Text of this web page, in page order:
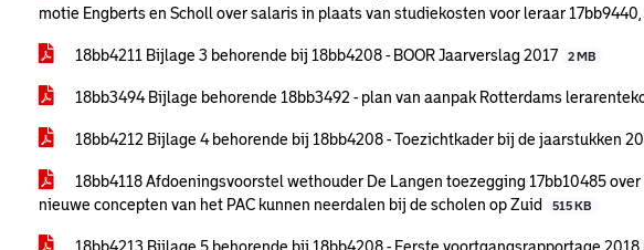
motie Engberts en Scholl over salaris in plaats van studiekosten voor leraar
18bb4211 Bijlage 3 behorende bij 18bb4208 - BOOR Jaarverslag 2017 2 MB
18bb3494 Bijlage behorende 18bb3492 - plan van aanpak Rotterdams
18bb4212 Bijlage 4 behorende bij 18bb4208 - Toezichtkader bij de jaarstukken
18bb4118 Afdoeningsvoorstel wethouder De Langen toezegging 17bb10485
nieuwe concepten van het PAC kunnen neerdalen bij de scholen op Zuid
515 KB